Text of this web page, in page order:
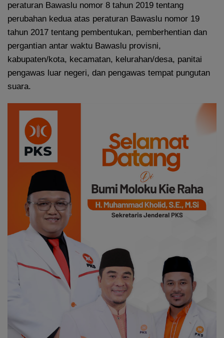
peraturan Bawaslu nomor 8 tahun 2019 tentang
perubahan kedua atas peraturan Bawaslu nomor 19
tahun 2017 tentang pembentukan, pemberhentian dan
pergantian antar waktu Bawaslu provisni,
kabupaten/kota, kecamatan, kelurahan/desa, panitai
pengawas luar negeri, dan pengawas tempat pungutan
suara.